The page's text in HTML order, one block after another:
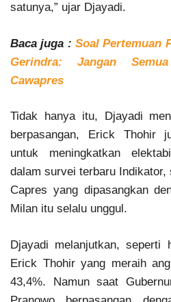
satunya,” ujar Djayadi.
Baca juga : Soal Pertemuan
Gerindra: Jangan
Cawapres
Tidak hanya itu, Djayadi
berpasangan, Erick Thohir
untuk meningkatkan
dalam survei terbaru Indikator,
Capres yang dipasangkan
Milan itu selalu unggul.
Djayadi melanjutkan, seperti
Erick Thohir yang meraih
43,4%. Namun saat